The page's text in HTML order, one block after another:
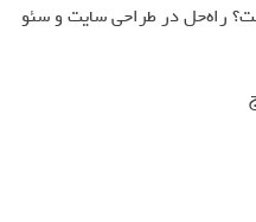
راه‌حل در طراحی سایت و سئو